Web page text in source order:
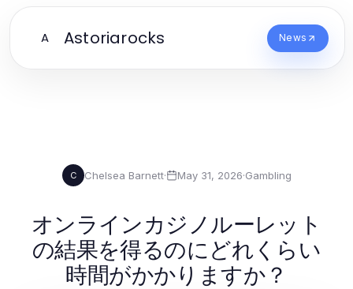
A Astoriarocks News
C Chelsea Barnett· May 31, 2026·Gambling
オンラインカジノルーレット
の結果を得るのにどれくらい
時間がかかりますか？